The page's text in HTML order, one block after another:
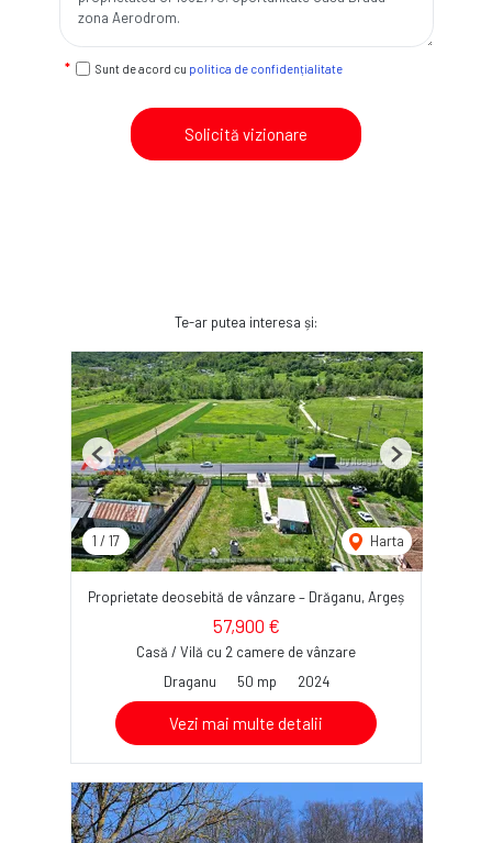
Sunt de acord cu politica de confidențialitate
Solicită vizionare
Te-ar putea interesa și:
1 / 17 Harta
Previous Next
Proprietate deosebită de vânzare – Drăganu, Argeș
57,900 €
Casă / Vilă cu 2 camere de vânzare
Draganu
50 mp 2024
Vezi mai multe detalii